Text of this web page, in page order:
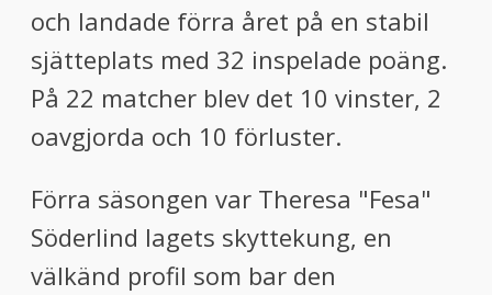
och landade förra året på en stabil
sjätteplats med 32 inspelade poäng.
På 22 matcher blev det 10 vinster, 2
oavgjorda och 10 förluster.
Förra säsongen var Theresa "Fesa"
Söderlind lagets skyttekung, en
välkänd profil som bar den